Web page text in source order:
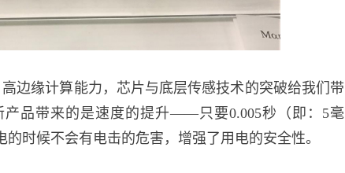
边缘计算能力，芯片与底层传感技术的突破给我们带
品带来的是速度的提升——只要0.005秒（即：5毫
时候不会有电击的危害，增强了用电的安全性。